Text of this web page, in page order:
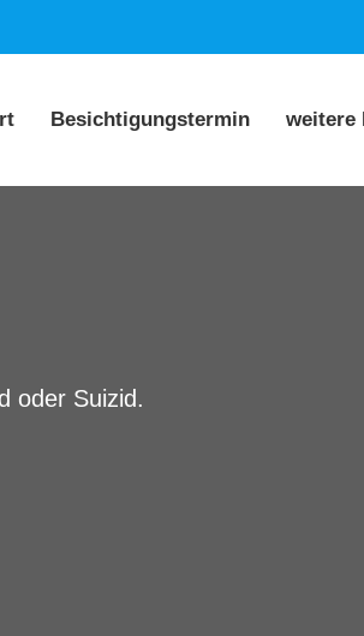
Besichtigungstermin weitere
oder Suizid.